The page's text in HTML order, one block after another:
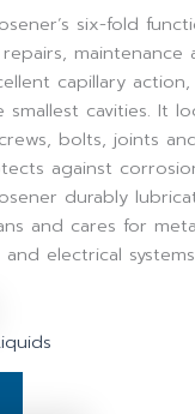
six-fold
maintenance
capillary action,
smallest cavities. It
bolts, joints
against
durably
and cares for
electrical